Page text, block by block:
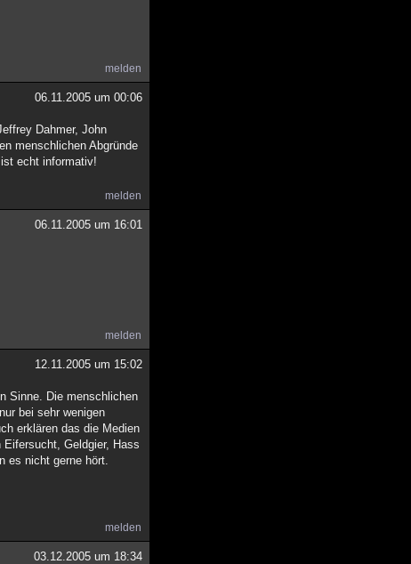
melden
06.11.2005 um 00:06
Dahmer, John
menschlichen Abgründe
echt informativ!
melden
06.11.2005 um 16:01
melden
12.11.2005 um 15:02
Sinne. Die menschlichen
bei sehr wenigen
erklären das die Medien
Geldgier, Hass
es nicht gerne hört.
melden
03.12.2005 um 18:34